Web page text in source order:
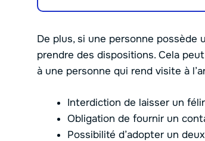
De plus, si une personne possède
prendre des dispositions. Cela
à une personne qui rend visite à
Interdiction de laisser un
Obligation de fournir un
Possibilité d’adopter un